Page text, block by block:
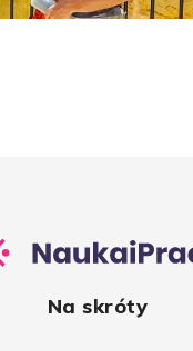
Na skróty